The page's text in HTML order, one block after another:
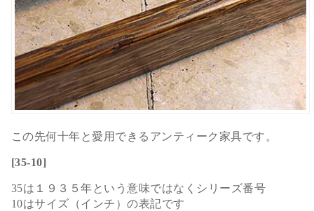
この先何十年と愛用できるアンティーク家具です。
[35-10]
35は１９３５年という意味ではなくシリーズ番号
10はサイズ（インチ）の表記です